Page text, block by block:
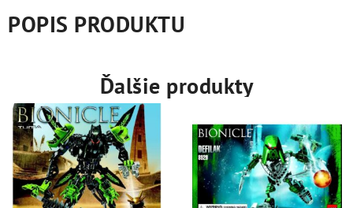
POPIS PRODUKTU
Ďalšie produkty